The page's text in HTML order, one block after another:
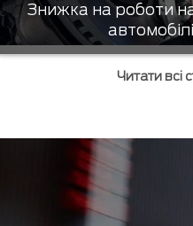
Знижка на роботи
Читати всі